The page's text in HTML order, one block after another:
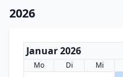
2026
Januar 2026
Mo Di Mi